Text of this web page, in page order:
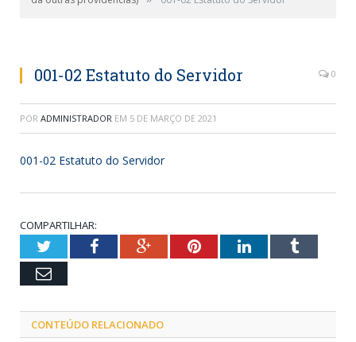
001-02 Estatuto do Servidor 0
POR ADMINISTRADOR EM 5 DE MARÇO DE 2021
001-02 Estatuto do Servidor
COMPARTILHAR:
TwitterFacebookGoogle+PinterestLinkedInTumblr
Email
CONTEÚDO RELACIONADO